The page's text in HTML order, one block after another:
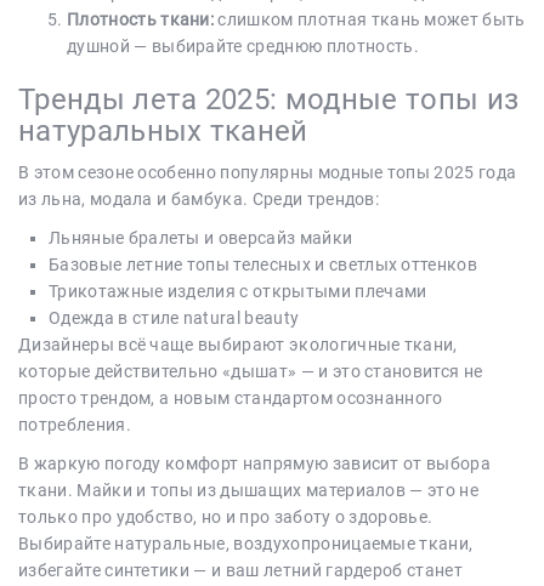
Плотность ткани:слишком плотная ткань может быть
душной — выбирайте среднюю плотность.
Тренды лета 2025: модные топы из
натуральных тканей
В этом сезоне особенно популярны модные топы 2025 года
из льна, модала и бамбука. Среди трендов:
Льняные бралеты и оверсайз майки
Базовые летние топы телесных и светлых оттенков
Трикотажные изделия с открытыми плечами
Одежда в стиле natural beauty
Дизайнеры всё чаще выбирают экологичные ткани,
которые действительно «дышат» — и это становится не
просто трендом, а новым стандартом осознанного
потребления.
В жаркую погоду комфорт напрямую зависит от выбора
ткани. Майки и топы из дышащих материалов — это не
только про удобство, но и про заботу о здоровье.
Выбирайте натуральные, воздухопроницаемые ткани,
избегайте синтетики — и ваш летний гардероб станет